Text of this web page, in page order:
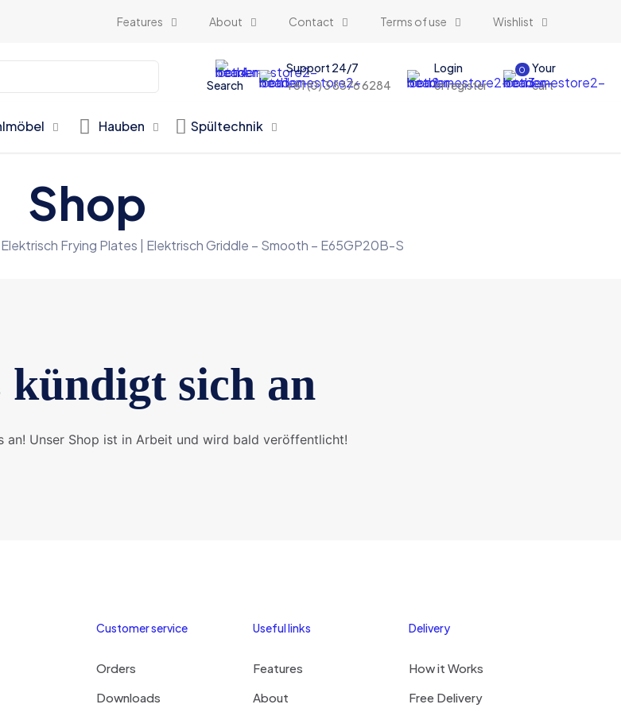
Features About Contact Terms of use Wishlist
Search
Support 24/7
+61 (0) 3 8376 6284
Login
or register
0
Your
cart
Hauben Spültechnik
Shop
Elektrisch Frying Plates | Elektrisch Griddle – Smooth – E65GP20B-S
kündigt sich an
an! Unser Shop ist in Arbeit und wird bald veröffentlicht!
Customer service
Orders
Downloads
Useful links
Features
About
Delivery
How it Works
Free Delivery